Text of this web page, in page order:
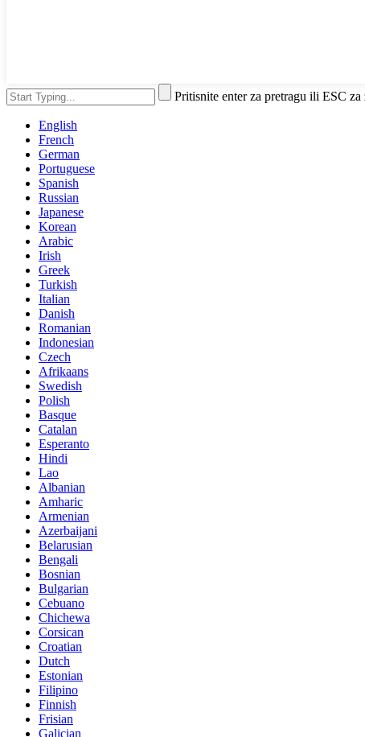
Pritisnite enter za pretragu ili ESC za
English
French
German
Portuguese
Spanish
Russian
Japanese
Korean
Arabic
Irish
Greek
Turkish
Italian
Danish
Romanian
Indonesian
Czech
Afrikaans
Swedish
Polish
Basque
Catalan
Esperanto
Hindi
Lao
Albanian
Amharic
Armenian
Azerbaijani
Belarusian
Bengali
Bosnian
Bulgarian
Cebuano
Chichewa
Corsican
Croatian
Dutch
Estonian
Filipino
Finnish
Frisian
Galician